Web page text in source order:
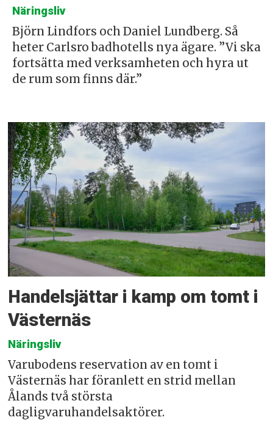
Näringsliv
Björn Lindfors och Daniel Lundberg. Så
heter Carlsro badhotells nya ägare. ”Vi ska
fortsätta med verksamheten och hyra ut
de rum som finns där.”
Handelsjättar i kamp om tomt i
Västernäs
Näringsliv
Varubodens reservation av en tomt i
Västernäs har föranlett en strid mellan
Ålands två största
dagligvaruhandelsaktörer.